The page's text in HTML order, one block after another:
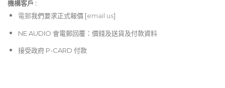
機構客戶 :​
電郵我們要求正式報價 [email us]
NE AUDIO 會電郵回覆：價錢及送貨及付款資料
接受政府 P-CARD 付款